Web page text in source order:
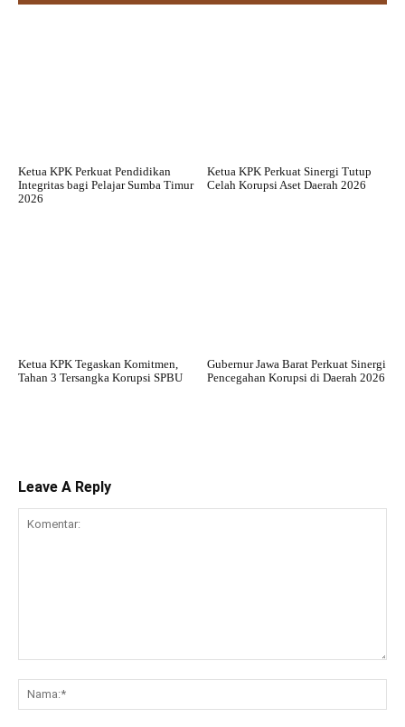
Ketua KPK Perkuat Pendidikan
Integritas bagi Pelajar Sumba Timur
2026
Ketua KPK Perkuat Sinergi Tutup
Celah Korupsi Aset Daerah 2026
Ketua KPK Tegaskan Komitmen,
Tahan 3 Tersangka Korupsi SPBU
Gubernur Jawa Barat Perkuat Sinergi
Pencegahan Korupsi di Daerah 2026
Leave A Reply